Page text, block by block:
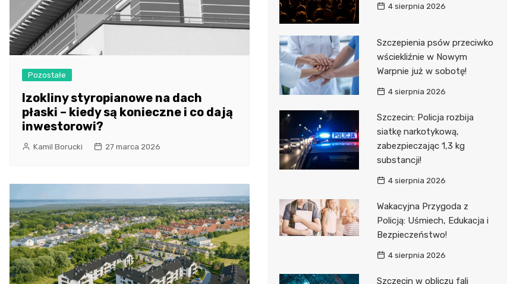
Pozostałe
Izokliny styropianowe na dach
płaski – kiedy są konieczne i co dają
inwestorowi?
Kamil Borucki 27 marca 2026
4 sierpnia 2026
Szczepienia psów przeciwko
wściekliźnie w Nowym
Warpnie już w sobotę!
4 sierpnia 2026
Szczecin: Policja rozbija
siatkę narkotykową,
zabezpieczając 1,3 kg
substancji!
4 sierpnia 2026
Wakacyjna Przygoda z
Policją: Uśmiech, Edukacja i
Bezpieczeństwo!
4 sierpnia 2026
Szczecin w obliczu fali